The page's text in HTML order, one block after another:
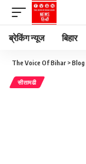
ब्रेकिंग न्यूज बिहार
The Voice Of Bihar >Blog
सीतामढी